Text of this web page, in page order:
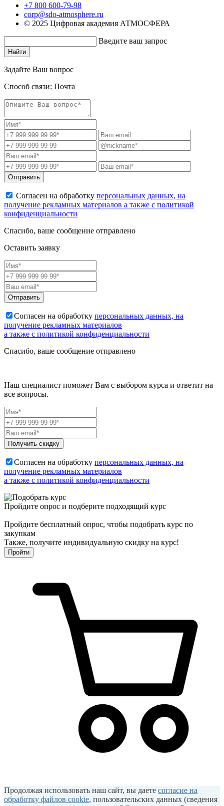
+7 800 600-79-98
corp@sdo-atmosphere.ru
© 2025 Цифровая академия АТМОСФЕРА
Введите ваш запрос
Найти
Задайте Ваш вопрос
Способ связи: Почта
Отправить
Согласен на обработку персональных данных, на
получение рекламных материалов а также с политикой
конфиденциальности
Спасибо, ваше сообщение отправлено
Оставить заявку
Отправить
Согласен на обработку персональных данных, на
получение рекламных материалов
а также с политикой конфиденциальности
Спасибо, ваше сообщение отправлено
Наш специалист поможет Вам с выбором курса и ответит на
все вопросы.
Получить скидку
Согласен на обработку персональных данных, на
получение рекламных материалов
а также с политикой конфиденциальности
Пройдите опрос и подберите подходящий курс
Пройдите бесплатный опрос, чтобы подобрать курс по
закупкам
Также, получите индивидуальную скидку на курс!
Пройти
Продолжая использовать наш сайт, вы даете согласие на
обработку файлов cookie, пользовательских данных (сведения